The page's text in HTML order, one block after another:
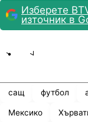
Изберете
източник в
сащ футбол
Мексико